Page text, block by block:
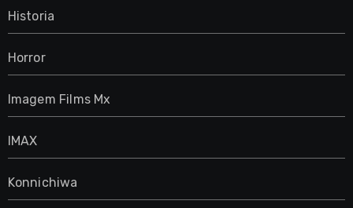
Historia
Horror
Imagem Films Mx
IMAX
Konnichiwa